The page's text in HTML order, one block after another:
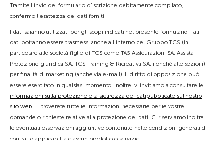
Tramite l'invio del formulario d'iscrizione debitamente compilato,
confermo l'esattezza dei dati forniti.
I dati saranno utilizzati per gli scopi indicati nel presente formulario. Tali
dati potranno essere trasmessi anche all'interno del Gruppo TCS (in
particolare alle società figlie di TCS come TAS Assicurazioni SA, Assista
Protezione giuridica SA, TCS Training & Ricreativa SA, nonché alle sezioni)
per finalità di marketing (anche via e-mail). Il diritto di opposizione può
essere esercitato in qualsiasi momento. Inoltre, vi invitiamo a consultare le
informazioni sulla protezione e la sicurezza dei datipubblicate sul nostro
sito web. Lì troverete tutte le informazioni necessarie per le vostre
domande o richieste relative alla protezione dei dati. Ci riserviamo inoltre
le eventuali osservazioni aggiuntive contenute nelle condizioni generali di
contratto applicabili a ciascun prodotto o servizio.